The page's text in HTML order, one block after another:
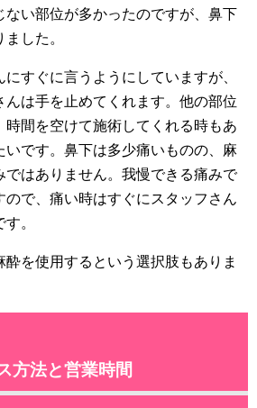
ない部位が多かったのですが、鼻下
した。
すぐに言うようにしていますが、
んは手を止めてくれます。他の部位
時間を空けて施術してくれる時もあ
いです。鼻下は多少痛いものの、麻
ではありません。我慢できる痛みで
ので、痛い時はすぐにスタッフさん
。
を使用するという選択肢もありま
方法と営業時間